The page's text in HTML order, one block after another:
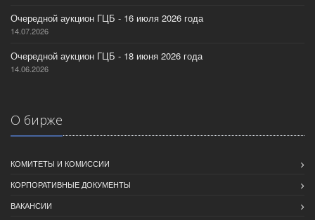
Очередной аукцион ГЦБ - 16 июля 2026 года
14.07.2026
Очередной аукцион ГЦБ - 18 июня 2026 года
14.06.2026
О бирже
КОМИТЕТЫ И КОМИССИИ
КОРПОРАТИВНЫЕ ДОКУМЕНТЫ
ВАКАНСИИ